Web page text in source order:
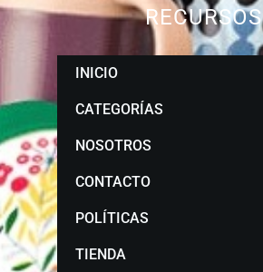
RECURSOS
INICIO
CATEGORÍAS
NOSOTROS
CONTACTO
POLÍTICAS
TIENDA